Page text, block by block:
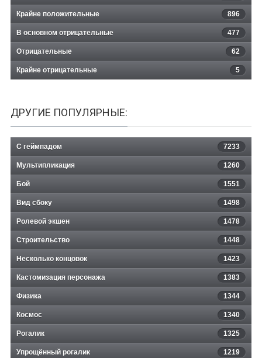
Крайне положительные 896
В основном отрицательные 477
Отрицательные 62
Крайне отрицательные 5
ДРУГИЕ ПОПУЛЯРНЫЕ:
С геймпадом 7233
Мультипликация 1260
Бой 1551
Вид сбоку 1498
Ролевой экшен 1478
Строительство 1448
Несколько концовок 1423
Кастомизация персонажа 1383
Физика 1344
Космос 1340
Рогалик 1325
Упрощённый рогалик 1219